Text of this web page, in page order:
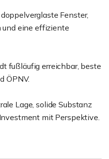
Fenster,
und eine effiziente
fußläufig erreichbar, beste
ÖPNV.
Lage, solide Substanz
mit Perspektive.